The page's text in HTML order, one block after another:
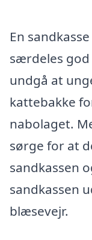
En
særdeles
undgå at
kattebakke
nabolaget.
sørge for at
sandkassen
sandkassen
blæsevejr.